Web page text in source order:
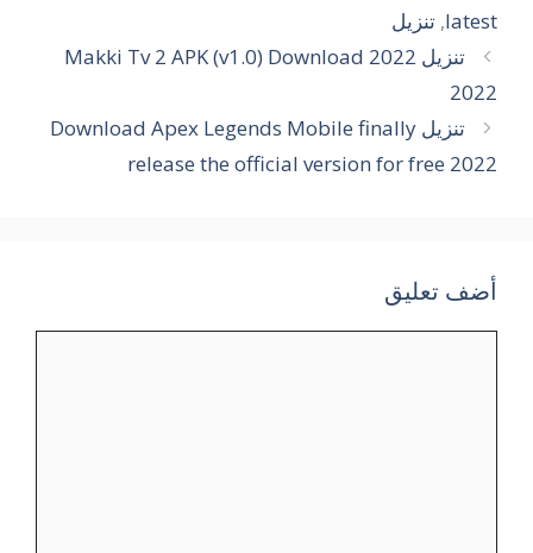
latest
, تنزيل
تنزيل Makki Tv 2 APK (v1.0) Download 2022
2022
تنزيل Download Apex Legends Mobile finally
release the official version for free 2022
أضف تعليق